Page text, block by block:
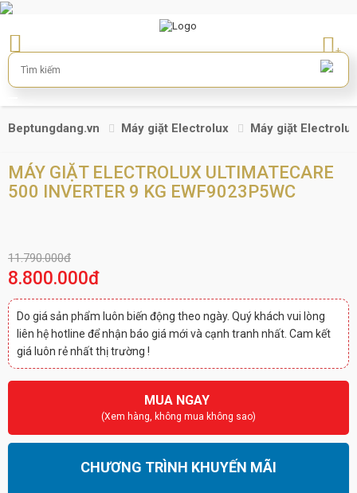
+
Beptungdang.vn Máy giặt Electrolux Máy giặt
MÁY GIẶT ELECTROLUX ULTIMATECARE
500 INVERTER 9 KG EWF9023P5WC
11.790.000đ
8.800.000đ
Do giá sản phẩm luôn biến động theo ngày. Quý khách vui lòng
liên hệ hotline để nhận báo giá mới và cạnh tranh nhất. Cam kết
giá luôn rẻ nhất thị trường !
MUA NGAY
(Xem hàng, không mua không sao)
CHƯƠNG TRÌNH KHUYẾN MÃI